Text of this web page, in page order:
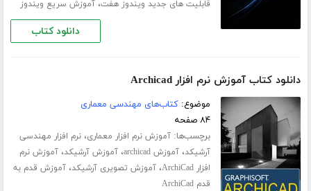
قابلیت های جدید ویندوز هفت،آموزش سریع ویندوز
دانلود کتاب
دانلود کتاب آموزش نرم افزار Archicad
موضوع:کتاب‌های مهندسی معماری
۸۴ صفحه
برچسب‌ها:آموزش نرم افزار معماری،نرم افزار مهندسی
آرشیکد،آموزش archicad ،آموزش آرشیکد،آموزش نرم
افزار ArchiCad
،آموزش تصویری آرشیکد،آموزش قدم به
قدم ArchiCad